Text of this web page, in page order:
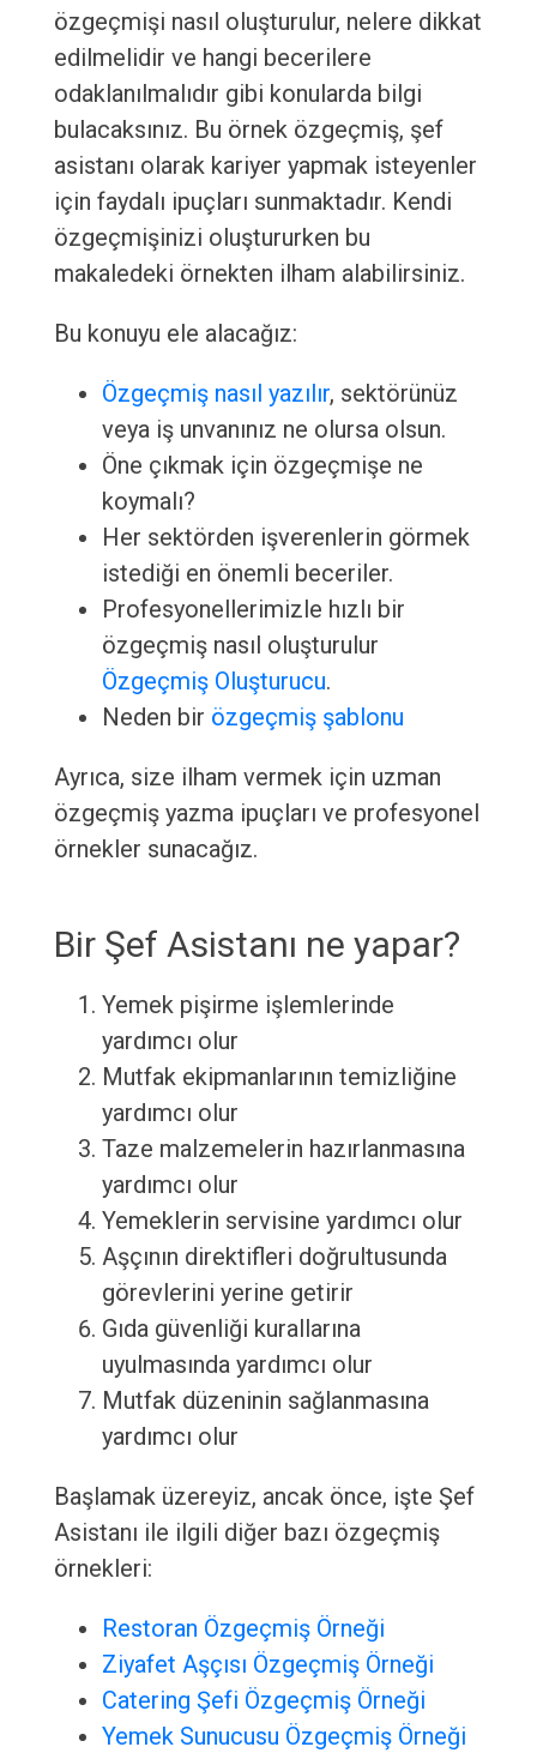
özgeçmişi nasıl oluşturulur, nelere dikkat
edilmelidir ve hangi becerilere
odaklanılmalıdır gibi konularda bilgi
bulacaksınız. Bu örnek özgeçmiş, şef
asistanı olarak kariyer yapmak isteyenler
için faydalı ipuçları sunmaktadır. Kendi
özgeçmişinizi oluştururken bu
makaledeki örnekten ilham alabilirsiniz.
Bu konuyu ele alacağız:
Özgeçmiş nasıl yazılır, sektörünüz
veya iş unvanınız ne olursa olsun.
Öne çıkmak için özgeçmişe ne
koymalı?
Her sektörden işverenlerin görmek
istediği en önemli beceriler.
Profesyonellerimizle hızlı bir
özgeçmiş nasıl oluşturulur
Özgeçmiş Oluşturucu.
Neden bir özgeçmiş şablonu
Ayrıca, size ilham vermek için uzman
özgeçmiş yazma ipuçları ve profesyonel
örnekler sunacağız.
Bir Şef Asistanı ne yapar?
Yemek pişirme işlemlerinde
yardımcı olur
Mutfak ekipmanlarının temizliğine
yardımcı olur
Taze malzemelerin hazırlanmasına
yardımcı olur
Yemeklerin servisine yardımcı olur
Aşçının direktifleri doğrultusunda
görevlerini yerine getirir
Gıda güvenliği kurallarına
uyulmasında yardımcı olur
Mutfak düzeninin sağlanmasına
yardımcı olur
Başlamak üzereyiz, ancak önce, işte Şef
Asistanı ile ilgili diğer bazı özgeçmiş
örnekleri:
Restoran Özgeçmiş Örneği
Ziyafet Aşçısı Özgeçmiş Örneği
Catering Şefi Özgeçmiş Örneği
Yemek Sunucusu Özgeçmiş Örneği